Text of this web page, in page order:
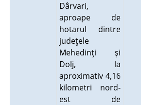
Dârvari,
aproape de
hotarul dintre
judeţele
Mehedinţi şi
Dolj, la
aproximativ 4,16
kilometri nord-
est de